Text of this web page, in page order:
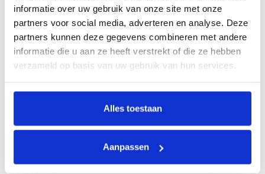
informatie over uw gebruik van onze site met onze
partners voor social media, adverteren en analyse. Deze
partners kunnen deze gegevens combineren met andere
informatie die u aan ze heeft verstrekt of die ze hebben
verzameld op basis van uw gebruik van hun services.
Alles toestaan
Aanpassen
ideaal gestapeld ontwerp afvalscheider voor optimale
ruimtebesparing. Het deksel geeft toegang tot een ruim
compartiment met kunststof binnenemmer van 30 liter en
liter, dat gemakkelijk toegankelijk is door de uittrekbare
lade. Het sensormechanisme zorgt voor een hygiënisch
gebruik en sluit het deksel geruisloos. Door het afneembare
deksel zijn de afvalzakken eenvoudig te wisselen. Werkt op